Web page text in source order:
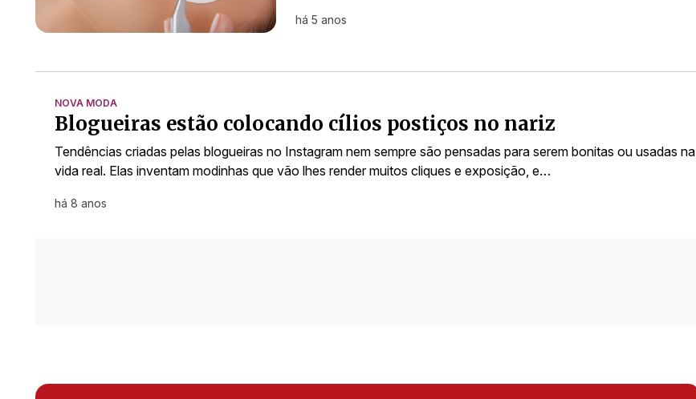
há 5 anos
NOVA MODA
Blogueiras estão colocando cílios postiços no nariz
Tendências criadas pelas blogueiras no Instagram nem sempre são pensadas para serem bonitas ou usadas na
vida real. Elas inventam modinhas que vão lhes render muitos cliques e exposição, e…
há 8 anos